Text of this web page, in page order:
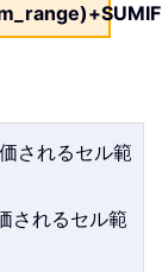
されるセル範
されるセル範